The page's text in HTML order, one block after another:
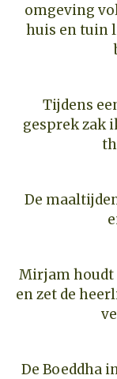
omgeving
huis en tuin
Tijdens
gesprek zak
De
Mirjam houdt
en zet de
De Boeddha